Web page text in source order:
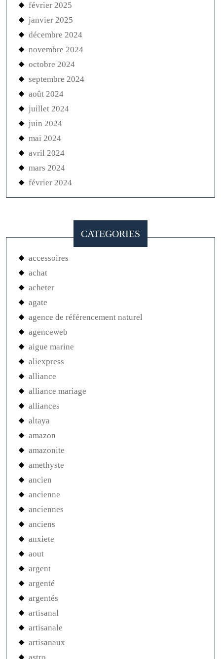
février 2025
janvier 2025
décembre 2024
novembre 2024
octobre 2024
septembre 2024
août 2024
juillet 2024
juin 2024
mai 2024
avril 2024
mars 2024
février 2024
CATEGORIES
accessoires
achat
acheter
agate
agence de référencement naturel
agenceweb
aigue marine
aliexpress
alliance
alliance mariage
alliances
altaya
amazon
amazonite
amethyste
ancien
ancienne
anciennes
anciens
anxiete
aout
argent
argenté
argentés
artisanal
artisanale
artisanaux